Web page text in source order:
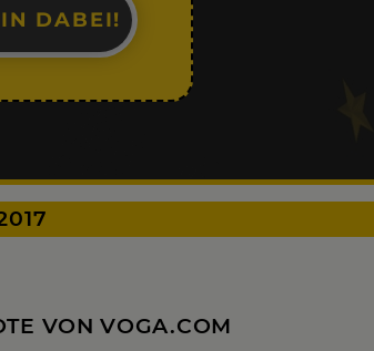
DABEI!
VON VOGA.COM